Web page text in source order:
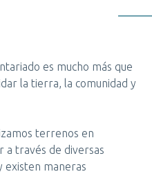
es mucho más que
la tierra, la comunidad y
terrenos en
a través de diversas
existen maneras